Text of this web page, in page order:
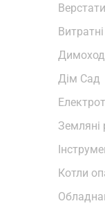
Дім Сад
Земляні
Котли